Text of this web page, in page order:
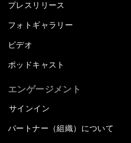
プレスリリース
フォトギャラリー
ビデオ
ポッドキャスト
エンゲージメント
サインイン
パートナー（組織）について